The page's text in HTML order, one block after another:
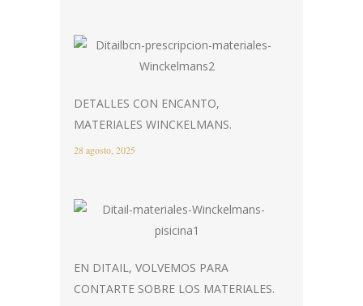
DETALLES CON ENCANTO,
MATERIALES WINCKELMANS.
28 agosto, 2025
EN DITAIL, VOLVEMOS PARA
CONTARTE SOBRE LOS MATERIALES.